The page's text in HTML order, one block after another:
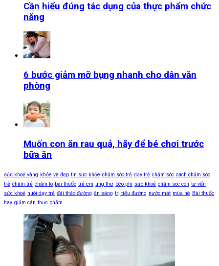
Cần hiểu đúng tác dụng của thực phẩm chức
năng
6 bước giảm mỡ bụng nhanh cho dân văn
phòng
Muốn con ăn rau quả, hãy để bé chơi trước
bữa ăn
sức khoẻ vàng khỏe và đẹp tin sức khỏe chăm sóc trẻ dạy trẻ chăm sóc cách chăm sóc
trẻ chăm trẻ chăm lo bài thuốc trẻ em ung thư béo phì sức khoẻ chăm sóc con tư vấn
sức khoẻ nuôi dạy trẻ đái tháo đường ăn sáng trị tiểu đường nước mát mùa hè Bài thuốc
hay giảm cân thực phẩm